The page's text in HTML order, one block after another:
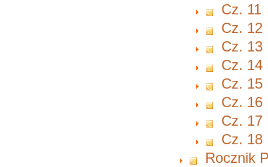
Cz. 11
Cz. 12
Cz. 13
Cz. 14
Cz. 15
Cz. 16
Cz. 17
Cz. 18
Rocznik